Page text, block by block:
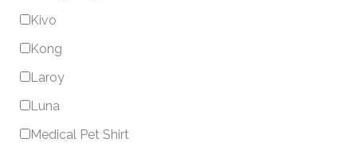
Kivo
Kong
Laroy
Luna
Medical Pet Shirt